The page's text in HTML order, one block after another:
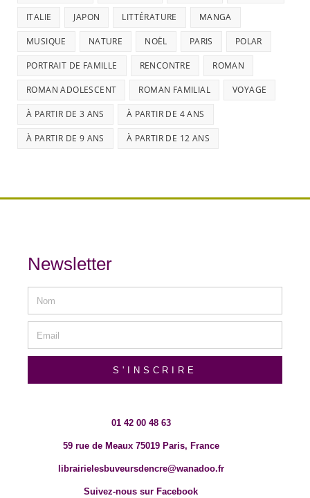
ITALIE JAPON LITTÉRATURE MANGA
MUSIQUE NATURE NOËL PARIS POLAR
PORTRAIT DE FAMILLE RENCONTRE ROMAN
ROMAN ADOLESCENT ROMAN FAMILIAL VOYAGE
À PARTIR DE 3 ANS À PARTIR DE 4 ANS
À PARTIR DE 9 ANS À PARTIR DE 12 ANS
Newsletter
S'INSCRIRE
01 42 00 48 63
59 rue de Meaux 75019 Paris, France
librairielesbuveursdencre@wanadoo.fr
Suivez-nous sur Facebook